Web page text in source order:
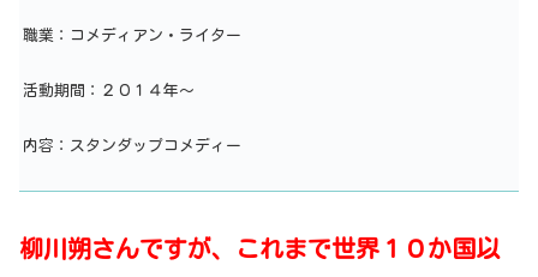
職業：コメディアン・ライター
活動期間：２０１４年～
内容：スタンダップコメディー
柳川朔さんですが、これまで世界１０か国以